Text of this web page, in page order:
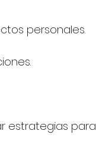
personales.
estrategias para